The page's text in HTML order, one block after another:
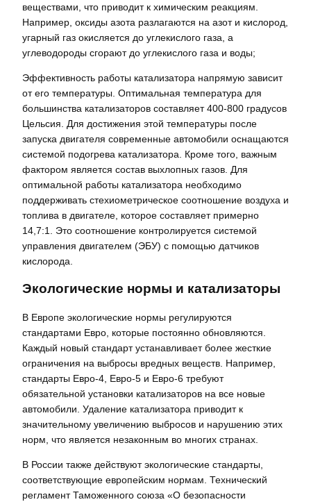
веществами, что приводит к химическим реакциям.
Например, оксиды азота разлагаются на азот и кислород,
угарный газ окисляется до углекислого газа, а
углеводороды сгорают до углекислого газа и воды;
Эффективность работы катализатора напрямую зависит
от его температуры. Оптимальная температура для
большинства катализаторов составляет 400-800 градусов
Цельсия. Для достижения этой температуры после
запуска двигателя современные автомобили оснащаются
системой подогрева катализатора. Кроме того, важным
фактором является состав выхлопных газов. Для
оптимальной работы катализатора необходимо
поддерживать стехиометрическое соотношение воздуха и
топлива в двигателе, которое составляет примерно
14,7:1. Это соотношение контролируется системой
управления двигателем (ЭБУ) с помощью датчиков
кислорода.
Экологические нормы и катализаторы
В Европе экологические нормы регулируются
стандартами Евро, которые постоянно обновляются.
Каждый новый стандарт устанавливает более жесткие
ограничения на выбросы вредных веществ. Например,
стандарты Евро-4, Евро-5 и Евро-6 требуют
обязательной установки катализаторов на все новые
автомобили. Удаление катализатора приводит к
значительному увеличению выбросов и нарушению этих
норм, что является незаконным во многих странах.
В России также действуют экологические стандарты,
соответствующие европейским нормам. Технический
регламент Таможенного союза «О безопасности